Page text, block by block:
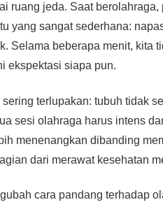
ruang jeda. Saat
yang sangat sederhana:
Selama beberapa menit, kita
ekspektasi siapa pun.
terlupakan: tubuh tidak
sesi olahraga harus intens
menenangkan dibanding
dari merawat kesehatan
cara pandang terhadap